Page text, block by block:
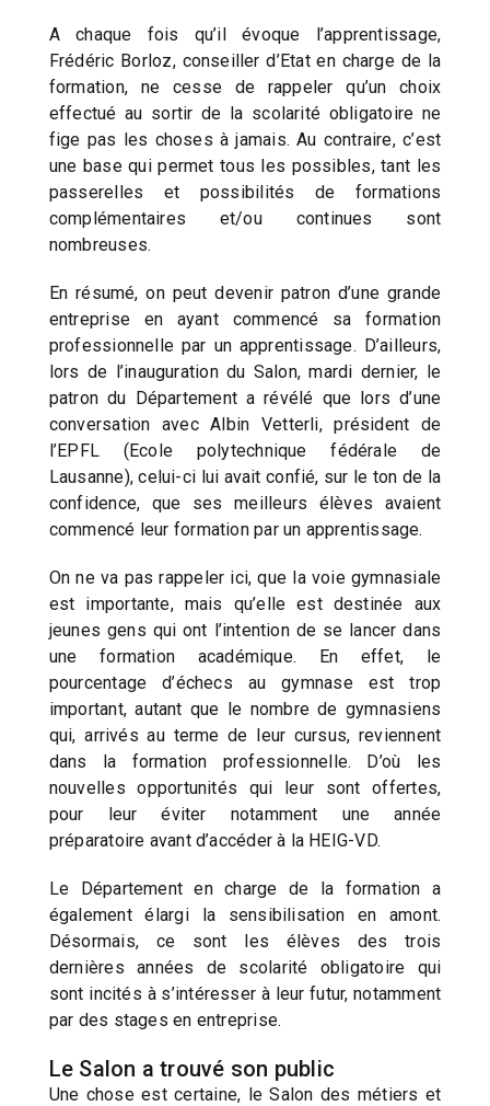
A chaque fois qu’il évoque l’apprentissage,
Frédéric Borloz, conseiller d’Etat en charge de la
formation, ne cesse de rappeler qu’un choix
effectué au sortir de la scolarité obligatoire ne
fige pas les choses à jamais. Au contraire, c’est
une base qui permet tous les possibles, tant les
passerelles et possibilités de formations
complémentaires et/ou continues sont
nombreuses.
En résumé, on peut devenir patron d’une grande
entreprise en ayant commencé sa formation
professionnelle par un apprentissage. D’ailleurs,
lors de l’inauguration du Salon, mardi dernier, le
patron du Département a révélé que lors d’une
conversation avec Albin Vetterli, président de
l’EPFL (Ecole polytechnique fédérale de
Lausanne), celui-ci lui avait confié, sur le ton de la
confidence, que ses meilleurs élèves avaient
commencé leur formation par un apprentissage.
On ne va pas rappeler ici, que la voie gymnasiale
est importante, mais qu’elle est destinée aux
jeunes gens qui ont l’intention de se lancer dans
une formation académique. En effet, le
pourcentage d’échecs au gymnase est trop
important, autant que le nombre de gymnasiens
qui, arrivés au terme de leur cursus, reviennent
dans la formation professionnelle. D’où les
nouvelles opportunités qui leur sont offertes,
pour leur éviter notamment une année
préparatoire avant d’accéder à la HEIG-VD.
Le Département en charge de la formation a
également élargi la sensibilisation en amont.
Désormais, ce sont les élèves des trois
dernières années de scolarité obligatoire qui
sont incités à s’intéresser à leur futur, notamment
par des stages en entreprise.
Le Salon a trouvé son public
Une chose est certaine, le Salon des métiers et